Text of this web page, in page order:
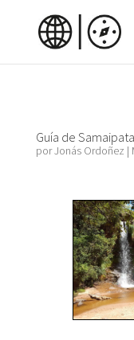
Guía de
porJonás Ordoñez |